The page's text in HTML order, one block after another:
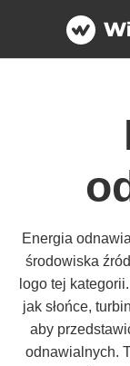
Energia
środowiska
logo tej
jak słońce,
aby
odnawialnych.